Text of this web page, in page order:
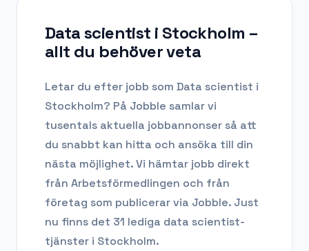
Data scientist i Stockholm –
allt du behöver veta
Letar du efter jobb som Data scientist i
Stockholm? På Jobble samlar vi
tusentals aktuella jobbannonser så att
du snabbt kan hitta och ansöka till din
nästa möjlighet. Vi hämtar jobb direkt
från Arbetsförmedlingen och från
företag som publicerar via Jobble. Just
nu finns det 31 lediga data scientist-
tjänster i Stockholm.